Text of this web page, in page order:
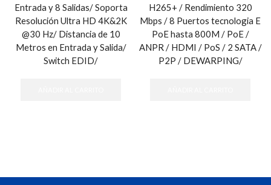
Entrada y 8 Salidas/ Soporta
Resolución Ultra HD 4K&2K
@30 Hz/ Distancia de 10
Metros en Entrada y Salida/
Switch EDID/
H265+ / Rendimiento 320
Mbps / 8 Puertos tecnologia E
PoE hasta 800M / PoE /
ANPR / HDMI / PoS / 2 SATA /
P2P / DEWARPING/